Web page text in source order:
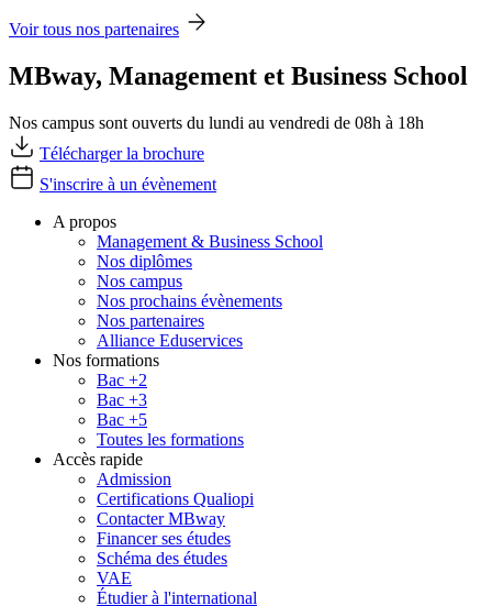
Voir tous nos partenaires
MBway, Management et Business School
Nos campus sont ouverts du lundi au vendredi de 08h à 18h
Télécharger la brochure
S'inscrire à un évènement
A propos
Management & Business School
Nos diplômes
Nos campus
Nos prochains évènements
Nos partenaires
Alliance Eduservices
Nos formations
Bac +2
Bac +3
Bac +5
Toutes les formations
Accès rapide
Admission
Certifications Qualiopi
Contacter MBway
Financer ses études
Schéma des études
VAE
Étudier à l'international